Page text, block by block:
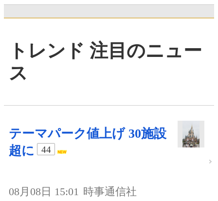
トレンド 注目のニュー
ス
テーマパーク値上げ 30施設
超に
44
08月08日 15:01 時事通信社